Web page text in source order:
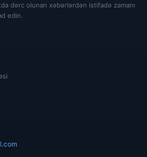
dərc olunan xəbərlərdən istifadə zamanı
edin.